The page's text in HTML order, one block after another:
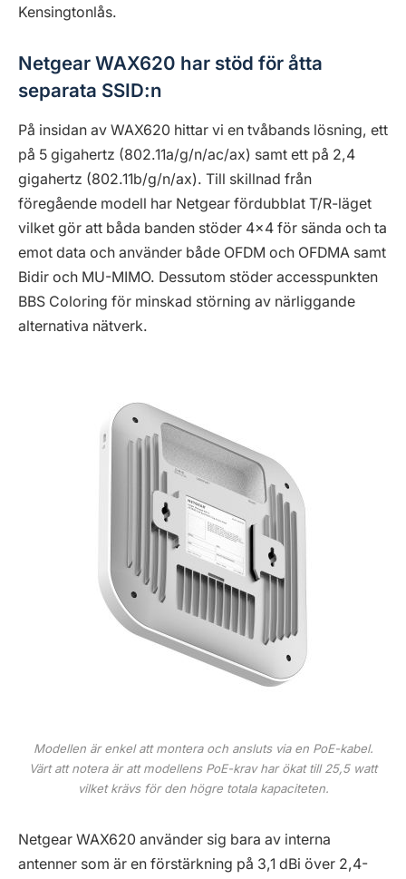
Kensingtonlås.
Netgear WAX620 har stöd för åtta
separata SSID:n
På insidan av WAX620 hittar vi en tvåbands lösning, ett
på 5 gigahertz (802.11a/g/n/ac/ax) samt ett på 2,4
gigahertz (802.11b/g/n/ax). Till skillnad från
föregående modell har Netgear fördubblat T/R-läget
vilket gör att båda banden stöder 4×4 för sända och ta
emot data och använder både OFDM och OFDMA samt
Bidir och MU-MIMO. Dessutom stöder accesspunkten
BBS Coloring för minskad störning av närliggande
alternativa nätverk.
Modellen är enkel att montera och ansluts via en PoE-kabel.
Värt att notera är att modellens PoE-krav har ökat till 25,5 watt
vilket krävs för den högre totala kapaciteten.
Netgear WAX620 använder sig bara av interna
antenner som är en förstärkning på 3,1 dBi över 2,4-